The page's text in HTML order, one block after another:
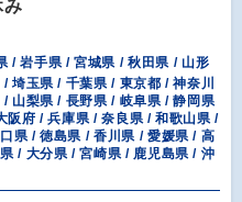
/ 岩手県 / 宮城県 / 秋田県 / 山形
埼玉県 / 千葉県 / 東京都 / 神奈川
山梨県 / 長野県 / 岐阜県 / 静岡県
阪府 / 兵庫県 / 奈良県 / 和歌山県 /
県 / 徳島県 / 香川県 / 愛媛県 / 高
/ 大分県 / 宮崎県 / 鹿児島県 / 沖